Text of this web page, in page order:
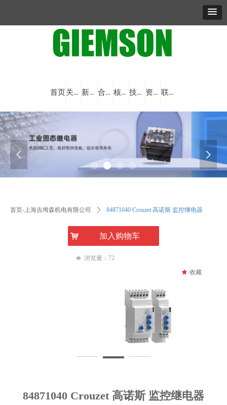
首页 关于我们 新闻资讯 合作品牌 核心产品 技术与创新 资料下载 联系我们
넳 넲
首页-上海吉坶森机电有限公司 ꄲ 84871040 Crouzet 高诺斯 监控继电器
84871040 Crouzet 高诺斯 监控继电器
낙 加入购物车
넶 浏览量： 72
끄 收藏